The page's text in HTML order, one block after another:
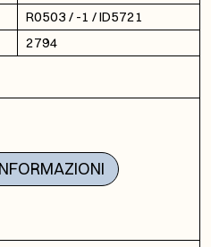
R0503 / -1 / ID5721
2794